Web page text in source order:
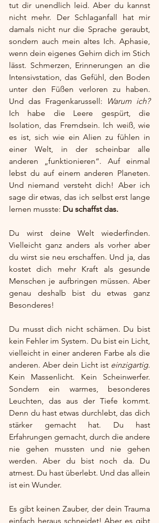
tut dir unendlich leid. Aber du kannst
nicht mehr. Der Schlaganfall hat mir
damals nicht nur die Sprache geraubt,
sondern auch mein altes Ich. Aphasie,
wenn dein eigenes Gehirn dich im Stich
lässt. Schmerzen, Erinnerungen an die
Intensivstation, das Gefühl, den Boden
unter den Füßen verloren zu haben.
Und das Fragenkarussell:
Warum ich?
Ich habe die Leere gespürt, die
Isolation, das Fremdsein. Ich weiß, wie
es ist, sich wie ein Alien zu fühlen in
einer Welt, in der scheinbar alle
anderen „funktionieren“. Auf einmal
lebst du auf einem anderen Planeten.
Und niemand versteht dich! Aber ich
sage dir etwas, das ich selbst erst lange
lernen musste: Du schaffst das.
Du wirst deine Welt wiederfinden.
Vielleicht ganz anders als vorher aber
du wirst sie neu erschaffen. Und ja, das
kostet dich mehr Kraft als gesunde
Menschen je aufbringen müssen. Aber
genau deshalb bist du etwas ganz
Besonderes!
Du musst dich nicht schämen. Du bist
kein Fehler im System. Du bist ein Licht,
vielleicht in einer anderen Farbe als die
anderen. Aber dein Licht ist einzigartig.
Kein Massenlicht. Kein Scheinwerfer.
Sondern ein warmes, besonderes
Leuchten, das aus der Tiefe kommt.
Denn du hast etwas durchlebt, das dich
stärker gemacht hat. Du hast
Erfahrungen gemacht, durch die andere
nie gehen mussten und nie gehen
werden. Aber du bist noch da. Du
atmest. Du hast überlebt. Und das allein
ist ein Wunder.
Es gibt keinen Zauber, der dein Trauma